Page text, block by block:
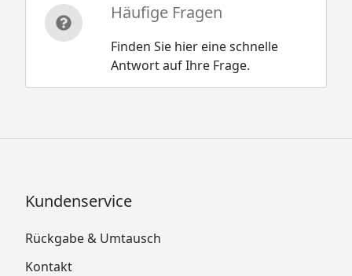
Häufige Fragen
Finden Sie hier eine schnelle
Antwort auf Ihre Frage.
Kundenservice
Rückgabe & Umtausch
Kontakt